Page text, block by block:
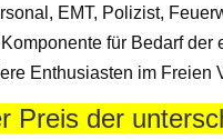
EMT, Polizist,
für Bedarf
Enthusiasten im Freien
Preis der